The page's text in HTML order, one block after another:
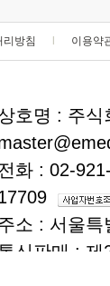
리방침 이용약
호명 : 주식
화 : 02-
소 : 서울
통신판매 :